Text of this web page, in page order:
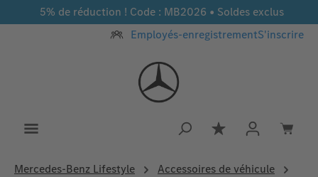
Passer au contenu principal
5% de réduction ! Code : MB2026 • Soldes exclus
Employés-enregistrementS'inscrire
Vous avez 0
Mercedes‑Benz Lifestyle
Accessoires de véhicule